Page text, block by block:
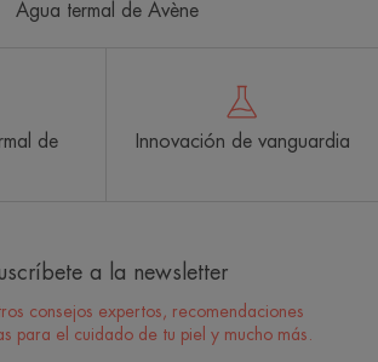
Agua termal de Avène
de
Innovación de vanguardia
a la newsletter
consejos expertos, recomendaciones
para el cuidado de tu piel y mucho más.